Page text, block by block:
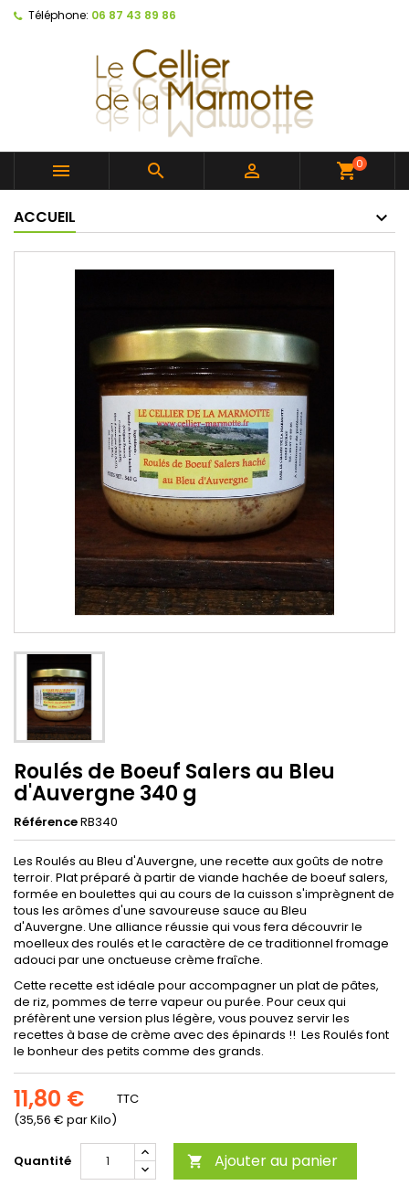
Téléphone: 06 87 43 89 86
   shopping_cart0
ACCUEIL
Roulés de Boeuf Salers au Bleu
d'Auvergne 340 g
RéférenceRB340
Les Roulés au Bleu d'Auvergne, une recette aux goûts de notre
terroir. Plat préparé à partir de viande hachée de boeuf salers,
formée en boulettes qui au cours de la cuisson s'imprègnent de
tous les arômes d'une savoureuse sauce au Bleu
d'Auvergne. Une alliance réussie qui vous fera découvrir le
moelleux des roulés et le caractère de ce traditionnel fromage
adouci par une onctueuse crème fraîche.
Cette recette est idéale pour accompagner un plat de pâtes,
de riz, pommes de terre vapeur ou purée. Pour ceux qui
préfèrent une version plus légère, vous pouvez servir les
recettes à base de crème avec des épinards !! Les Roulés font
le bonheur des petits comme des grands.
11,80 €
(35,56 € par Kilo)
TTC
Quantité  Ajouter au panier